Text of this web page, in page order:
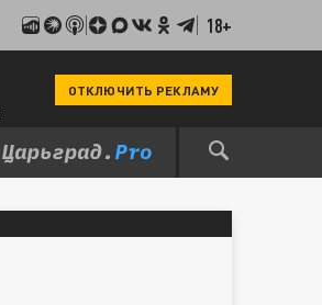
18+
ОТКЛЮЧИТЬ РЕКЛАМУ